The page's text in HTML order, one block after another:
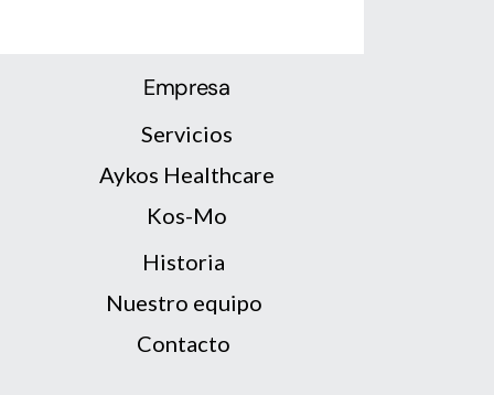
Empresa
Servicios
Aykos Healthcare
Kos-Mo
Historia
Nuestro equipo
Contacto